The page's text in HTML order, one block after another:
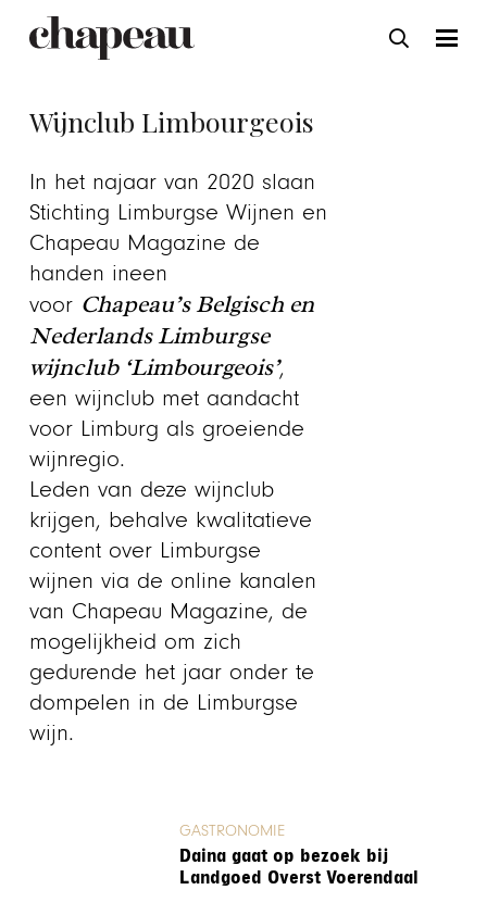
Wijnclub Limbourgeois
In het najaar van 2020 slaan
Stichting Limburgse Wijnen en
Chapeau Magazine de
handen ineen
voor Chapeau’s Belgisch en
Nederlands Limburgse
wijnclub ‘Limbourgeois’,
een wijnclub met aandacht
voor Limburg als groeiende
wijnregio.
Leden van deze wijnclub
krijgen, behalve kwalitatieve
content over Limburgse
wijnen via de online kanalen
van Chapeau Magazine, de
mogelijkheid om zich
gedurende het jaar onder te
dompelen in de Limburgse
wijn.
GASTRONOMIE
Daina gaat op bezoek bij
Landgoed Overst Voerendaal